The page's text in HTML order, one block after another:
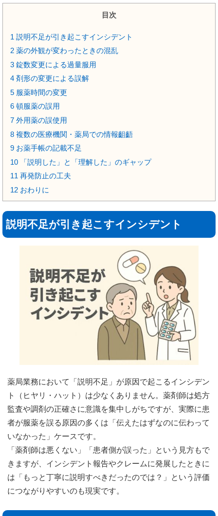
目次
1 説明不足が引き起こすインシデント
2 薬の外観が変わったときの混乱
3 錠数変更による過量服用
4 剤形の変更による誤解
5 服薬時間の変更
6 頓服薬の誤用
7 外用薬の誤使用
8 複数の医療機関・薬局での情報齟齬
9 お薬手帳の記載不足
10 「説明した」と「理解した」のギャップ
11 再発防止の工夫
12 おわりに
説明不足が引き起こすインシデント
薬局業務において「説明不足」が原因で起こるインシデン
ト（ヒヤリ・ハット）は少なくありません。薬剤師は処方
監査や調剤の正確さに意識を集中しがちですが、実際に患
者が服薬を誤る原因の多くは「伝えたはずなのに伝わって
いなかった」ケースです。
「薬剤師は悪くない」「患者側が誤った」という見方もで
きますが、インシデント報告やクレームに発展したときに
は「もっと丁寧に説明すべきだったのでは？」という評価
につながりやすいのも現実です。